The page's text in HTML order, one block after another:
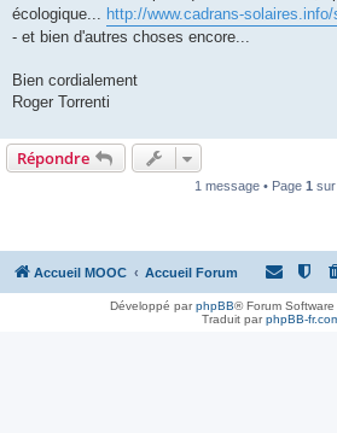
écologique... http://www.cadrans-
- et bien d'autres choses encore...
Bien cordialement
Roger Torrenti
Répondre
1 message • Page 1 sur
Accueil MOOC Accueil Forum
Développé parphpBB® Forum
Traduit parphpBB-